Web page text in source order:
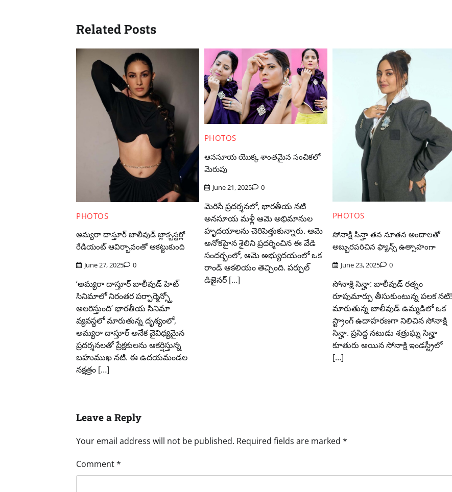
Related Posts
PHOTOS
అమ్యరా దాస్తూర్ బాలీవుడ్ బ్లాక్బస్టర్లో
రేడియంట్ ఆవిర్భావంతో ఆకట్టుకుంది
June 27, 2025 0
‘అమ్యరా దాస్తూర్ బాలీవుడ్ హిట్
సినిమాలో నిరంతర పర్ఫార్మెన్స్తో
అలరిస్తుంది’ భారతీయ సినిమా
వ్యవస్థలో మారుతున్న దృశ్యంలో,
అమ్యరా దాస్తూర్ అనేక వైవిధ్యమైన
ప్రదర్శనలతో ప్రేక్షకులను ఆకర్షిస్తున్న
బహుముఖ నటి. ఈ ఉదయమండల
నక్షత్రం […]
PHOTOS
ఆనసూయ యొక్క శాంతమైన సంచికలో
మెరుపు
June 21, 2025 0
మెరిసే ప్రదర్శనలో, భారతీయ నటి
అనసూయ మళ్లీ ఆమె అభిమానుల
హృదయాలను చెరిపెత్తుకున్నారు. ఆమె
అనోకహైన శైలిని ప్రదర్శించిన ఈ వేడి
సందర్భంలో, ఆమె అభ్యుదయంలో ఒక
రాండ్ ఆకలియం తెచ్చింది. పర్పుల్
డిజైనర్ […]
PHOTOS
సోనాక్షి సిన్హా తన నూతన అందాలతో
అబ్బురపరిచిన ఫ్యాన్స్ ఉత్సాహంగా
June 23, 2025 0
సోనాక్షి సిన్హా: బాలీవుడ్ రత్నం
రూపుమార్పు తీసుకుంటున్న పలక నటి!
మారుతున్న బాలీవుడ్ ఉమ్మడిలో ఒక
స్ట్రాంగ్ ఉదాహరణగా నిలిచిన సోనాక్షి
సిన్హా. ప్రసిద్ధ నటుడు శత్రుఘ్న సిన్హా
కూతురు అయిన సోనాక్షి ఇండస్ట్రీలో
[…]
Leave a Reply
Your email address will not be published. Required fields are marked*
Comment*